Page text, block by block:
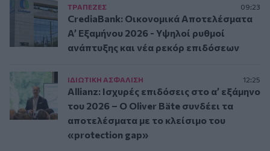
ΤΡAΠΕΖΕΣ 09:23
CrediaBank: Οικονομικά Αποτελέσματα
A’ Εξαμήνου 2026 - Υψηλοί ρυθμοί
ανάπτυξης και νέα ρεκόρ επιδόσεων
ΙΔΙΩΤΙΚΗ ΑΣΦAΛΙΣΗ 12:25
Allianz: Ισχυρές επιδόσεις στο α’ εξάμηνο
του 2026 – Ο Oliver Bäte συνδέει τα
αποτελέσματα με το κλείσιμο του
«protection gap»